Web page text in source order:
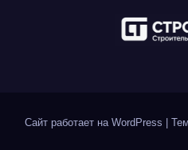
Сайт работает на WordPress